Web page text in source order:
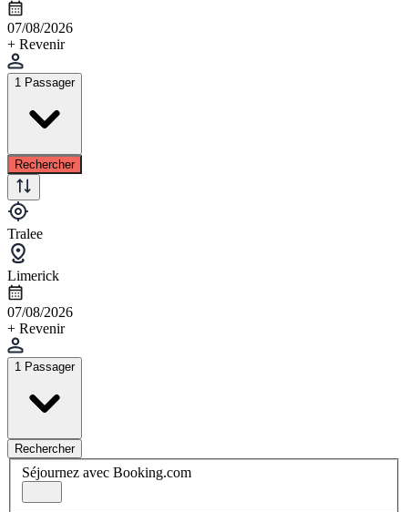
07/08/2026
+ Revenir
1 Passager
Rechercher
Tralee
Limerick
07/08/2026
+ Revenir
1 Passager
Rechercher
Séjournez avec Booking.com